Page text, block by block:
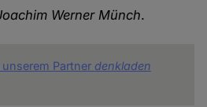
Werner Münch.
unserem Partner denkladen